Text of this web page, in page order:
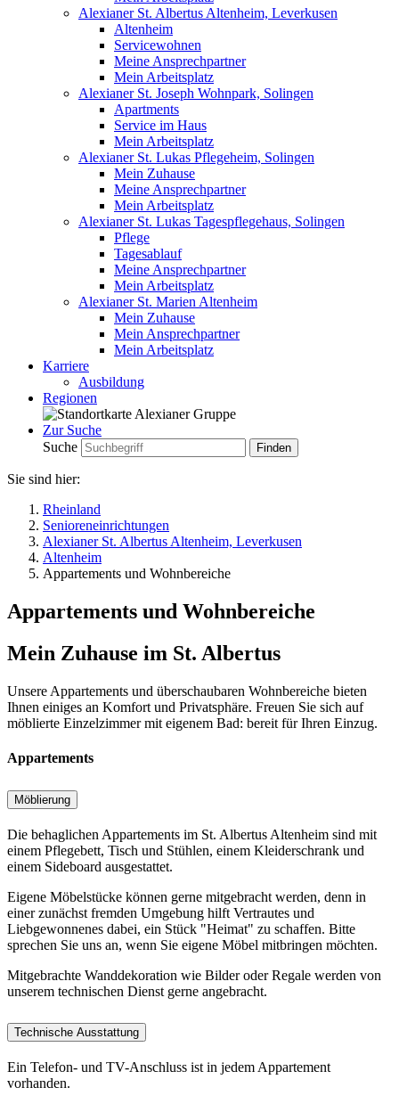
Alexianer St. Albertus Altenheim, Leverkusen
Altenheim
Servicewohnen
Meine Ansprechpartner
Mein Arbeitsplatz
Alexianer St. Joseph Wohnpark, Solingen
Apartments
Service im Haus
Mein Arbeitsplatz
Alexianer St. Lukas Pflegeheim, Solingen
Mein Zuhause
Meine Ansprechpartner
Mein Arbeitsplatz
Alexianer St. Lukas Tagespflegehaus, Solingen
Pflege
Tagesablauf
Meine Ansprechpartner
Mein Arbeitsplatz
Alexianer St. Marien Altenheim
Mein Zuhause
Mein Ansprechpartner
Mein Arbeitsplatz
Karriere
Ausbildung
Regionen
Zur Suche
Suche
Sie sind hier:
Rheinland
Senioreneinrichtungen
Alexianer St. Albertus Altenheim, Leverkusen
Altenheim
Appartements und Wohnbereiche
Appartements und Wohnbereiche
Mein Zuhause im St. Albertus
Unsere Appartements und überschaubaren Wohnbereiche bieten
Ihnen einiges an Komfort und Privatsphäre. Freuen Sie sich auf
möblierte Einzelzimmer mit eigenem Bad: bereit für Ihren Einzug.
Appartements
Möblierung
Die behaglichen Appartements im St. Albertus Altenheim sind mit
einem Pflegebett, Tisch und Stühlen, einem Kleiderschrank und
einem Sideboard ausgestattet.
Eigene Möbelstücke können gerne mitgebracht werden, denn in
einer zunächst fremden Umgebung hilft Vertrautes und
Liebgewonnenes dabei, ein Stück "Heimat" zu schaffen. Bitte
sprechen Sie uns an, wenn Sie eigene Möbel mitbringen möchten.
Mitgebrachte Wanddekoration wie Bilder oder Regale werden von
unserem technischen Dienst gerne angebracht.
Technische Ausstattung
Ein Telefon- und TV-Anschluss ist in jedem Appartement
vorhanden.